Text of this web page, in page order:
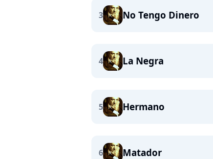
3 No Tengo Dinero
4 La Negra
5 Hermano
6 Matador